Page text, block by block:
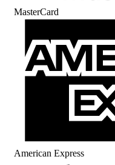
MasterCard
American Express